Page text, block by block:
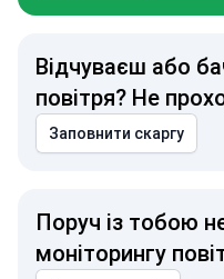
Відчуваєш або
повітря? Не
Заповнити скаргу
Поруч із тобою
моніторингу